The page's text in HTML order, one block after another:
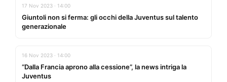
17 Nov 2023 · 14:00
Giuntoli non si ferma: gli occhi della Juventus sul talento
generazionale
16 Nov 2023 · 14:00
“Dalla Francia aprono alla cessione”, la news intriga la
Juventus